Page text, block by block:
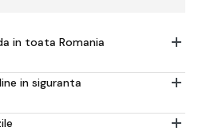
in toata Romania
in siguranta